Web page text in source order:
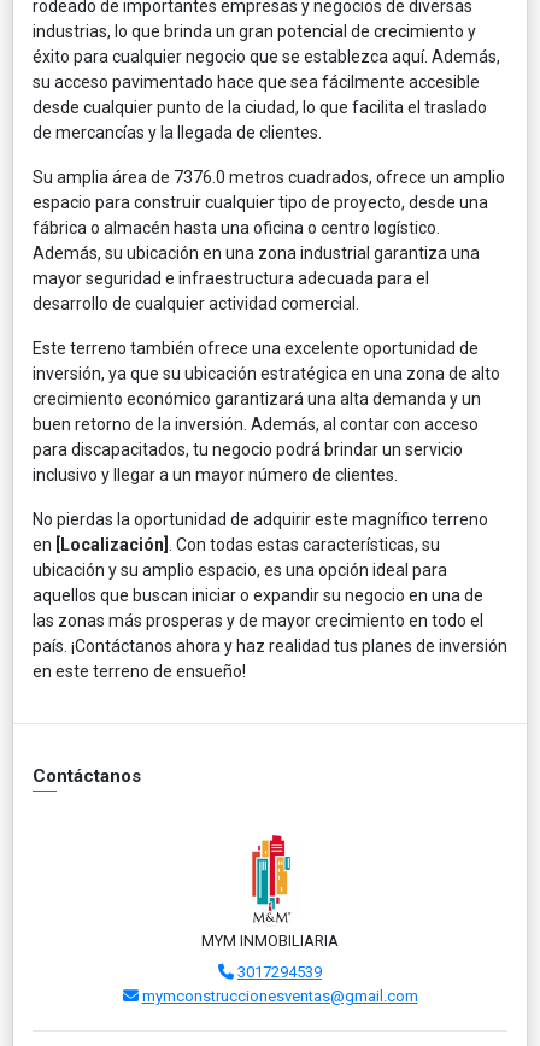
rodeado de importantes empresas y negocios de diversas
industrias, lo que brinda un gran potencial de crecimiento y
éxito para cualquier negocio que se establezca aquí. Además,
su acceso pavimentado hace que sea fácilmente accesible
desde cualquier punto de la ciudad, lo que facilita el traslado
de mercancías y la llegada de clientes.
Su amplia área de 7376.0 metros cuadrados, ofrece un amplio
espacio para construir cualquier tipo de proyecto, desde una
fábrica o almacén hasta una oficina o centro logístico.
Además, su ubicación en una zona industrial garantiza una
mayor seguridad e infraestructura adecuada para el
desarrollo de cualquier actividad comercial.
Este terreno también ofrece una excelente oportunidad de
inversión, ya que su ubicación estratégica en una zona de alto
crecimiento económico garantizará una alta demanda y un
buen retorno de la inversión. Además, al contar con acceso
para discapacitados, tu negocio podrá brindar un servicio
inclusivo y llegar a un mayor número de clientes.
No pierdas la oportunidad de adquirir este magnífico terreno
en
[Localización]
. Con todas estas características, su
ubicación y su amplio espacio, es una opción ideal para
aquellos que buscan iniciar o expandir su negocio en una de
las zonas más prosperas y de mayor crecimiento en todo el
país. ¡Contáctanos ahora y haz realidad tus planes de inversión
en este terreno de ensueño!
Contáctanos
MYM INMOBILIARIA
3017294539
mymconstruccionesventas@gmail.com